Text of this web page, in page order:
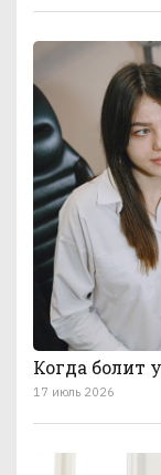
Когда болит
17 июль 2026